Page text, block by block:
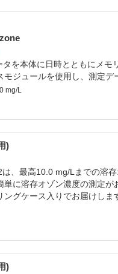
を本体に日時とともにメ
ジュールを使用し、測定デ
mg/L
)
、最高10.0 mg/Lまでの溶
単に溶存オゾン濃度の測定
グケース入りでお届けしま
)